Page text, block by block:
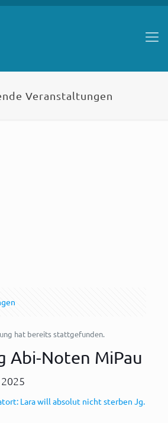
Veranstaltungen
hat bereits stattgefunden.
Abi-Noten MiPau
Lara will absolut nicht sterben Jg.